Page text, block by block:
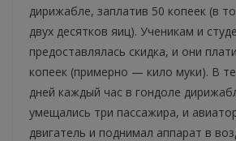
дирижабле, заплатив 50 копеек (в
двух десятков яиц). Ученикам и
предоставлялась скидка, и они
копеек (примерно — кило муки). В
дней каждый час в гондоле
умещались три пассажира, и
двигатель и поднимал аппарат в